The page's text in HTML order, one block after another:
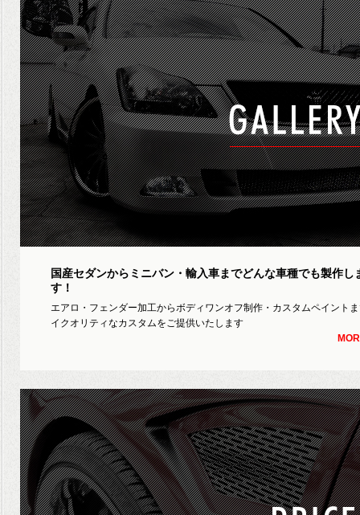
国産セダンからミニバン・輸入車までどんな車種でも製作し
す！
エアロ・フェンダー加工からボディワンオフ制作・カスタムペイント
イクオリティなカスタムをご提供いたします